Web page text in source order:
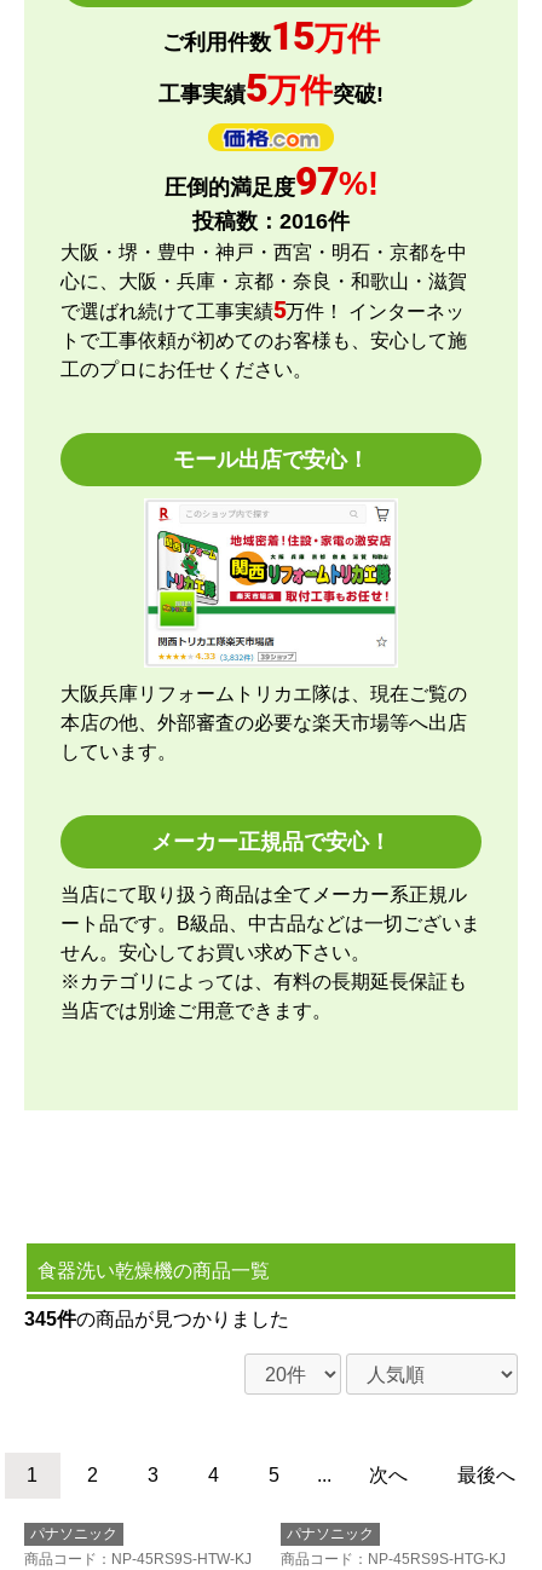
ご利用件数15万件
工事実績5万件突破!
圧倒的満足度97%!
投稿数： 2016件
大阪・堺・豊中・神戸・西宮・明石・京都を中
心に、大阪・兵庫・京都・奈良・和歌山・滋賀
で選ばれ続けて工事実績5万件！ インターネッ
トで工事依頼が初めてのお客様も、安心して施
工のプロにお任せください。
モール出店で安心！
大阪兵庫リフォームトリカエ隊は、現在ご覧の
本店の他、外部審査の必要な楽天市場等へ出店
しています。
メーカー正規品で安心！
当店にて取り扱う商品は全てメーカー系正規ル
ート品です。B級品、中古品などは一切ございま
せん。安心してお買い求め下さい。
※カテゴリによっては、有料の長期延長保証も
当店では別途ご用意できます。
食器洗い乾燥機の商品一覧
345件の商品が見つかりました
1 2 3 4 5 ... 次へ 最後へ
パナソニック
商品コード ：NP-45RS9S-HTW-KJ
パナソニック
商品コード ：NP-45RS9S-HTG-KJ